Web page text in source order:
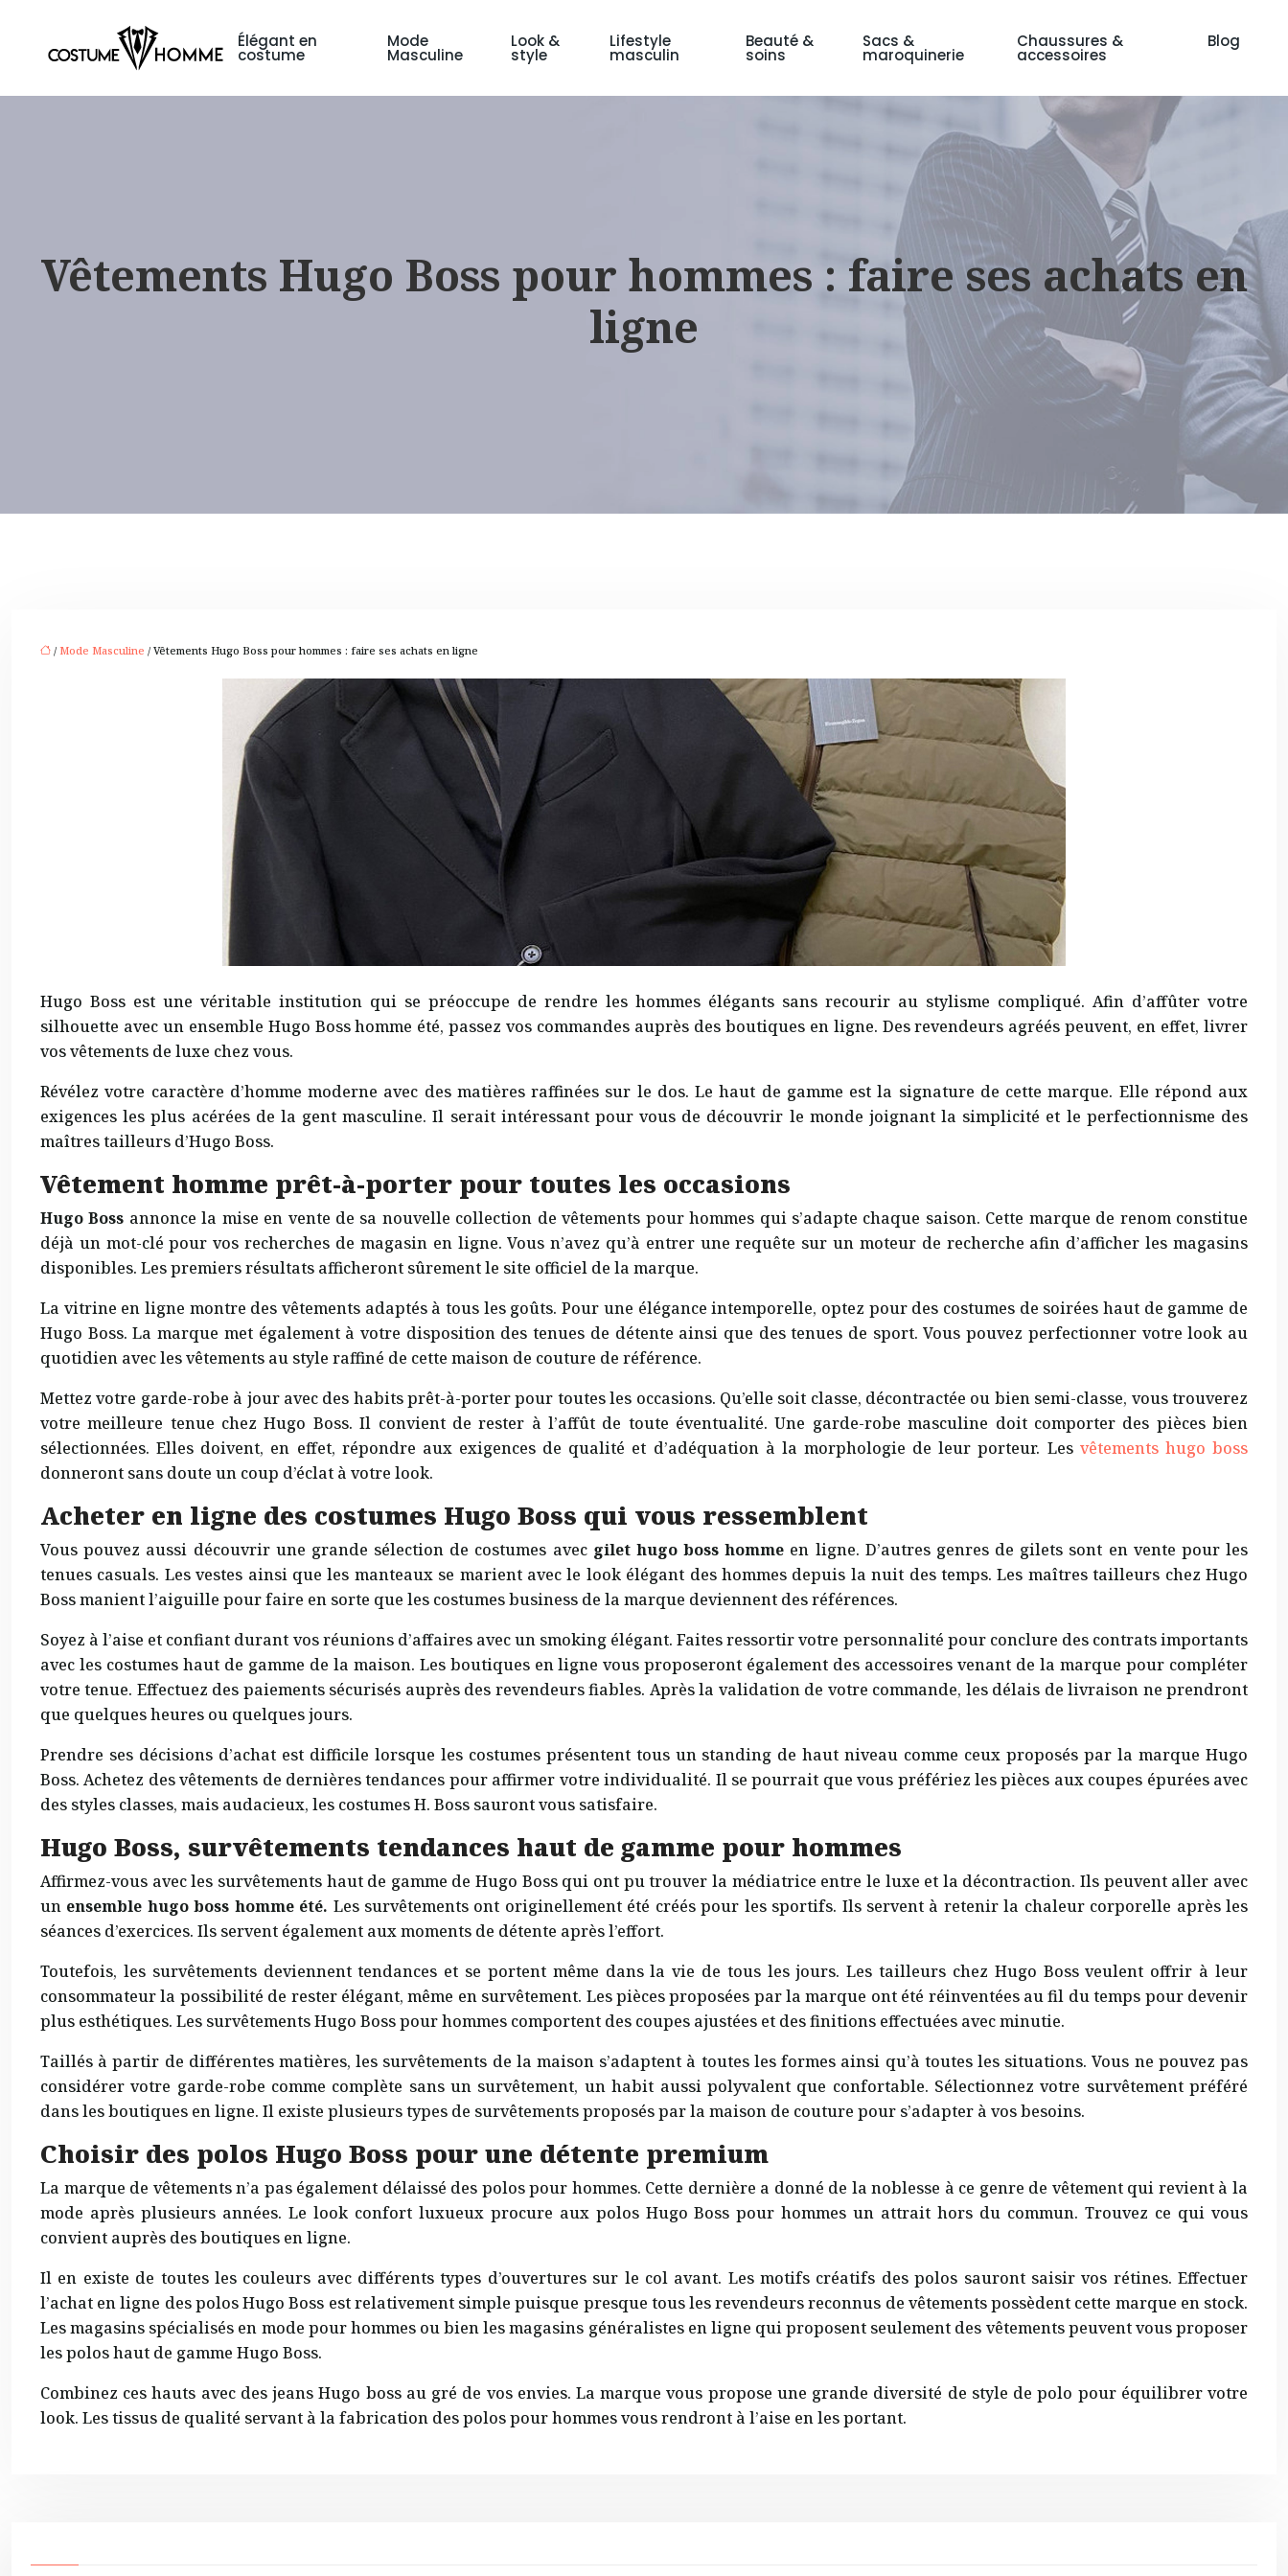
Élégant en
costume
Mode
Masculine
Look &
style
Lifestyle
masculin
Beauté &
soins
Sacs &
maroquinerie
Chaussures &
accessoires
Blog
Vêtements Hugo Boss pour hommes : faire ses achats en
ligne
/ Mode Masculine / Vêtements Hugo Boss pour hommes : faire ses achats en ligne
Hugo Boss est une véritable institution qui se préoccupe de rendre les hommes élégants sans recourir au stylisme compliqué. Afin d’affûter votre
silhouette avec un ensemble Hugo Boss homme été, passez vos commandes auprès des boutiques en ligne. Des revendeurs agréés peuvent, en effet, livrer
vos vêtements de luxe chez vous.
Révélez votre caractère d’homme moderne avec des matières raffinées sur le dos. Le haut de gamme est la signature de cette marque. Elle répond aux
exigences les plus acérées de la gent masculine. Il serait intéressant pour vous de découvrir le monde joignant la simplicité et le perfectionnisme des
maîtres tailleurs d’Hugo Boss.
Vêtement homme prêt-à-porter pour toutes les occasions
Hugo Boss annonce la mise en vente de sa nouvelle collection de vêtements pour hommes qui s’adapte chaque saison. Cette marque de renom constitue
déjà un mot-clé pour vos recherches de magasin en ligne. Vous n’avez qu’à entrer une requête sur un moteur de recherche afin d’afficher les magasins
disponibles. Les premiers résultats afficheront sûrement le site officiel de la marque.
La vitrine en ligne montre des vêtements adaptés à tous les goûts. Pour une élégance intemporelle, optez pour des costumes de soirées haut de gamme de
Hugo Boss. La marque met également à votre disposition des tenues de détente ainsi que des tenues de sport. Vous pouvez perfectionner votre look au
quotidien avec les vêtements au style raffiné de cette maison de couture de référence.
Mettez votre garde-robe à jour avec des habits prêt-à-porter pour toutes les occasions. Qu’elle soit classe, décontractée ou bien semi-classe, vous trouverez
votre meilleure tenue chez Hugo Boss. Il convient de rester à l’affût de toute éventualité. Une garde-robe masculine doit comporter des pièces bien
sélectionnées. Elles doivent, en effet, répondre aux exigences de qualité et d’adéquation à la morphologie de leur porteur. Les vêtements hugo boss
donneront sans doute un coup d’éclat à votre look.
Acheter en ligne des costumes Hugo Boss qui vous ressemblent
Vous pouvez aussi découvrir une grande sélection de costumes avec gilet hugo boss homme en ligne. D’autres genres de gilets sont en vente pour les
tenues casuals. Les vestes ainsi que les manteaux se marient avec le look élégant des hommes depuis la nuit des temps. Les maîtres tailleurs chez Hugo
Boss manient l’aiguille pour faire en sorte que les costumes business de la marque deviennent des références.
Soyez à l’aise et confiant durant vos réunions d’affaires avec un smoking élégant. Faites ressortir votre personnalité pour conclure des contrats importants
avec les costumes haut de gamme de la maison. Les boutiques en ligne vous proposeront également des accessoires venant de la marque pour compléter
votre tenue. Effectuez des paiements sécurisés auprès des revendeurs fiables. Après la validation de votre commande, les délais de livraison ne prendront
que quelques heures ou quelques jours.
Prendre ses décisions d’achat est difficile lorsque les costumes présentent tous un standing de haut niveau comme ceux proposés par la marque Hugo
Boss. Achetez des vêtements de dernières tendances pour affirmer votre individualité. Il se pourrait que vous préfériez les pièces aux coupes épurées avec
des styles classes, mais audacieux, les costumes H. Boss sauront vous satisfaire.
Hugo Boss, survêtements tendances haut de gamme pour hommes
Affirmez-vous avec les survêtements haut de gamme de Hugo Boss qui ont pu trouver la médiatrice entre le luxe et la décontraction. Ils peuvent aller avec
un ensemble hugo boss homme été. Les survêtements ont originellement été créés pour les sportifs. Ils servent à retenir la chaleur corporelle après les
séances d’exercices. Ils servent également aux moments de détente après l’effort.
Toutefois, les survêtements deviennent tendances et se portent même dans la vie de tous les jours. Les tailleurs chez Hugo Boss veulent offrir à leur
consommateur la possibilité de rester élégant, même en survêtement. Les pièces proposées par la marque ont été réinventées au fil du temps pour devenir
plus esthétiques. Les survêtements Hugo Boss pour hommes comportent des coupes ajustées et des finitions effectuées avec minutie.
Taillés à partir de différentes matières, les survêtements de la maison s’adaptent à toutes les formes ainsi qu’à toutes les situations. Vous ne pouvez pas
considérer votre garde-robe comme complète sans un survêtement, un habit aussi polyvalent que confortable. Sélectionnez votre survêtement préféré
dans les boutiques en ligne. Il existe plusieurs types de survêtements proposés par la maison de couture pour s’adapter à vos besoins.
Choisir des polos Hugo Boss pour une détente premium
La marque de vêtements n’a pas également délaissé des polos pour hommes. Cette dernière a donné de la noblesse à ce genre de vêtement qui revient à la
mode après plusieurs années. Le look confort luxueux procure aux polos Hugo Boss pour hommes un attrait hors du commun. Trouvez ce qui vous
convient auprès des boutiques en ligne.
Il en existe de toutes les couleurs avec différents types d’ouvertures sur le col avant. Les motifs créatifs des polos sauront saisir vos rétines. Effectuer
l’achat en ligne des polos Hugo Boss est relativement simple puisque presque tous les revendeurs reconnus de vêtements possèdent cette marque en stock.
Les magasins spécialisés en mode pour hommes ou bien les magasins généralistes en ligne qui proposent seulement des vêtements peuvent vous proposer
les polos haut de gamme Hugo Boss.
Combinez ces hauts avec des jeans Hugo boss au gré de vos envies. La marque vous propose une grande diversité de style de polo pour équilibrer votre
look. Les tissus de qualité servant à la fabrication des polos pour hommes vous rendront à l’aise en les portant.